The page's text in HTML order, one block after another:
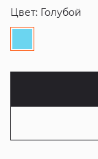
Цвет: Голубой